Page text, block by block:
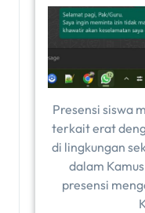
Presensi siswa
terkait erat
di lingkungan
dalam
presensi